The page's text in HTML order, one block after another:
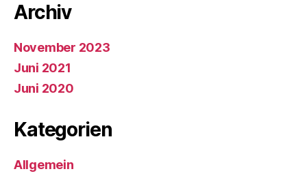
Archiv
November 2023
Juni 2021
Juni 2020
Kategorien
Allgemein